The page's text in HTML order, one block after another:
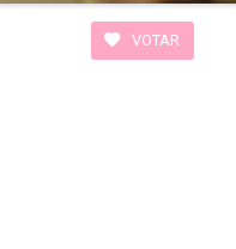
VOTAR